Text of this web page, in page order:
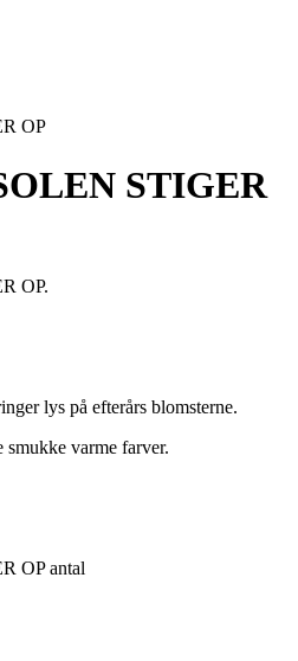
OP
STIGER
OP.
lys på efterårs blomsterne.
smukke varme farver.
OP antal